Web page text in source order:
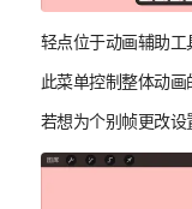
轻点位于动画辅助
此菜单控制整体动画
若想为个别帧更改设